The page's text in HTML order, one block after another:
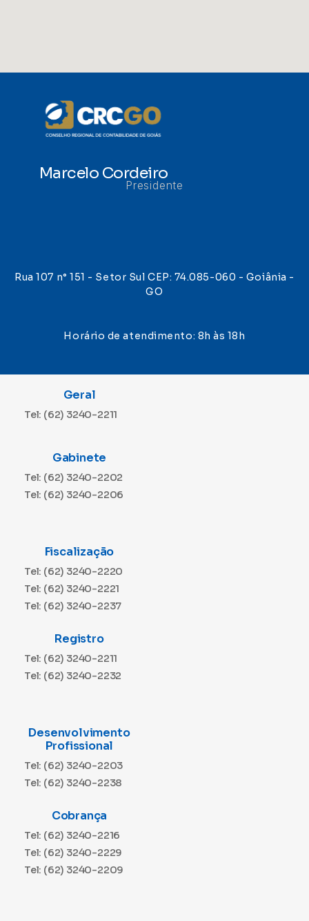
Marcelo Cordeiro
Presidente
Rua 107 n° 151 - Setor Sul CEP: 74.085-060 - Goiânia -
GO
Horário de atendimento: 8h às 18h
Geral
Tel: (62) 3240-2211
Gabinete
Tel: (62) 3240-2202
Tel: (62) 3240-2206
Fiscalização
Tel: (62) 3240-2220
Tel: (62) 3240-2221
Tel: (62) 3240-2237
Registro
Tel: (62) 3240-2211
Tel: (62) 3240-2232
Desenvolvimento
Profissional
Tel: (62) 3240-2203
Tel: (62) 3240-2238
Cobrança
Tel: (62) 3240-2216
Tel: (62) 3240-2229
Tel: (62) 3240-2209